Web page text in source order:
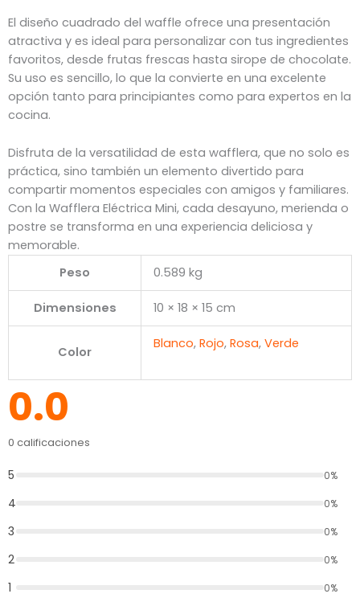
El diseño cuadrado del waffle ofrece una presentación
atractiva y es ideal para personalizar con tus ingredientes
favoritos, desde frutas frescas hasta sirope de chocolate.
Su uso es sencillo, lo que la convierte en una excelente
opción tanto para principiantes como para expertos en la
cocina.
Disfruta de la versatilidad de esta wafflera, que no solo es
práctica, sino también un elemento divertido para
compartir momentos especiales con amigos y familiares.
Con la Wafflera Eléctrica Mini, cada desayuno, merienda o
postre se transforma en una experiencia deliciosa y
memorable.
Peso
0.589 kg
Dimensiones 10 × 18 × 15 cm
Color
Blanco, Rojo, Rosa, Verde
0.0
0 calificaciones
5 0%
4 0%
3 0%
2 0%
1 0%